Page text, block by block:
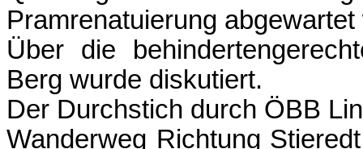
Pramrenatuierung
Über die
Berg wurde diskutiert.
Der Durchstich durch ÖBB
Wanderweg Richtung